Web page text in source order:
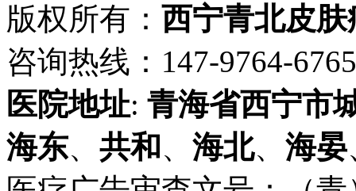
版权所有： 西宁青北皮肤
咨询热线：147-9764-
医院地址: 青海省西宁市
海东、 共和 、 海北、 海晏